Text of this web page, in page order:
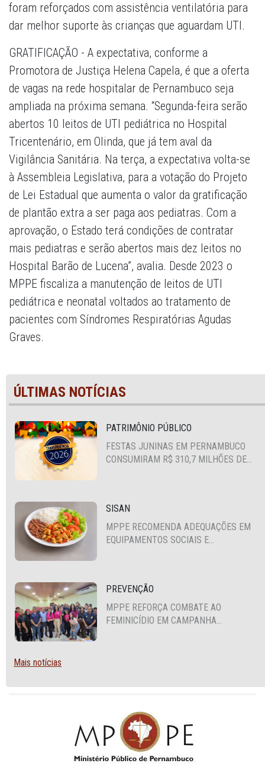
foram reforçados com assistência ventilatória para
dar melhor suporte às crianças que aguardam UTI.
GRATIFICAÇÃO - A expectativa, conforme a
Promotora de Justiça Helena Capela, é que a oferta
de vagas na rede hospitalar de Pernambuco seja
ampliada na próxima semana. “Segunda-feira serão
abertos 10 leitos de UTI pediátrica no Hospital
Tricentenário, em Olinda, que já tem aval da
Vigilância Sanitária. Na terça, a expectativa volta-se
à Assembleia Legislativa, para a votação do Projeto
de Lei Estadual que aumenta o valor da gratificação
de plantão extra a ser paga aos pediatras. Com a
aprovação, o Estado terá condições de contratar
mais pediatras e serão abertos mais dez leitos no
Hospital Barão de Lucena”, avalia. Desde 2023 o
MPPE fiscaliza a manutenção de leitos de UTI
pediátrica e neonatal voltados ao tratamento de
pacientes com Síndromes Respiratórias Agudas
Graves.
ÚLTIMAS NOTÍCIAS
PATRIMÔNIO PÚBLICO
FESTAS JUNINAS EM PERNAMBUCO
CONSUMIRAM R$ 310,7 MILHÕES DE
SISAN
MPPE RECOMENDA ADEQUAÇÕES EM
EQUIPAMENTOS SOCIAIS E
PREVENÇÃO
MPPE REFORÇA COMBATE AO
FEMINICÍDIO EM CAMPANHA
Mais notícias